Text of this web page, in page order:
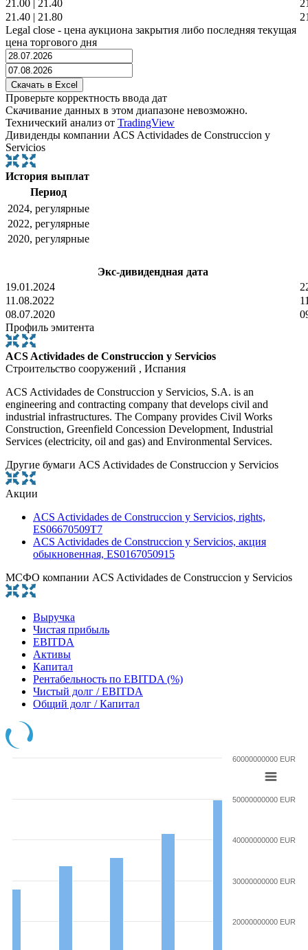
21.00 21.40
21.40 | 21.80
Legal close - цена аукциона закрытия либо последняя текущая
цена торгового дня
Проверьте корректность ввода дат
Скачивание данных в этом диапазоне невозможно.
Технический анализ от TradingView
Дивиденды компании ACS Actividades de Construccion y
Servicios
История выплат
Период
2024, регулярные
2022, регулярные
2020, регулярные
Экс-дивидендная дата
19.01.2024
11.08.2022
08.07.2020
Профиль эмитента
ACS Actividades de Construccion y Servicios
Строительство сооружений , Испания
ACS Actividades de Construccion y Servicios, S.A. is an
engineering and contracting company that develops civil and
industrial infrastructures. The Company provides Civil Works
Construction, Greenfield Concession Development, Industrial
Services (electricity, oil and gas) and Environmental Services.
Другие бумаги ACS Actividades de Construccion y Servicios
Акции
ACS Actividades de Construccion y Servicios, rights,
ES06670509T7
ACS Actividades de Construccion y Servicios, акция
обыкновенная, ES0167050915
МСФО компании ACS Actividades de Construccion y Servicios
Выручка
Чистая прибыль
EBITDA
Активы
Капитал
Рентабельность по EBITDA (%)
Чистый долг / EBITDA
Общий долг / Капитал
20000000000 EUR
30000000000 EUR
40000000000 EUR
50000000000 EUR
60000000000 EUR